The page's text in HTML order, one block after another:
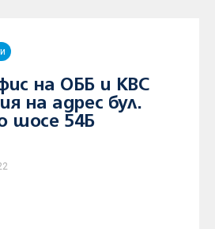
на ОББ и KBC
на адрес бул.
шосе 54Б